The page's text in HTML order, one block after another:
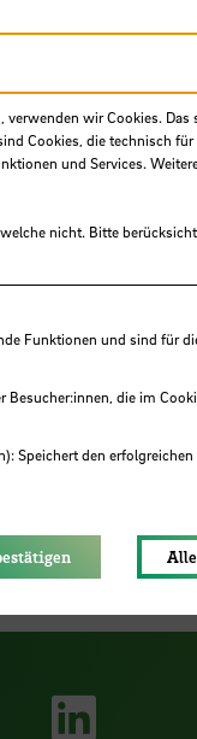
für den
Dazu
des
Zu Zu
wir Cookies. Das
Cookies, die technisch für
und Services.
nicht. Bitte
Funktionen und sind für
Besucher:innen, die im
Speichert den